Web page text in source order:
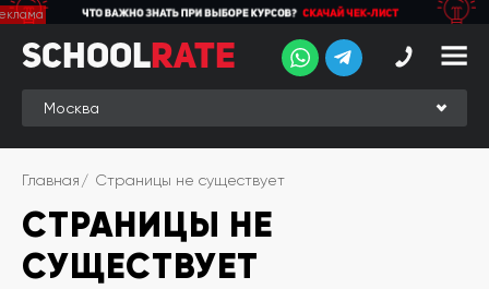
School
Rate
Рейтинг
Online-
рейтинг
Отзывы
студентов
SchoolRate
Главная Страницы не существует
СТРАНИЦЫ НЕ
СУЩЕСТВУЕТ